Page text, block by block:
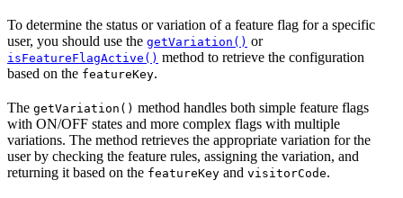
To determine the status or variation of a feature flag for a specific
user, you should use the getVariation() or
isFeatureFlagActive() method to retrieve the configuration
based on the featureKey.
The getVariation() method handles both simple feature flags
with ON/OFF states and more complex flags with multiple
variations. The method retrieves the appropriate variation for the
user by checking the feature rules, assigning the variation, and
returning it based on the featureKey and visitorCode.